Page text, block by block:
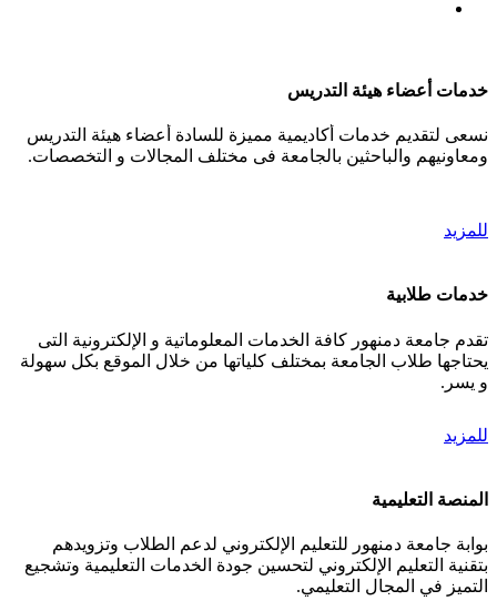
خدمات أعضاء هيئة التدريس
نسعى لتقديم خدمات أكاديمية مميزة للسادة أعضاء هيئة التدريس
ومعاونيهم والباحثين بالجامعة فى مختلف المجالات و التخصصات.
للمزيد
خدمات طلابية
تقدم جامعة دمنهور كافة الخدمات المعلوماتية و الإلكترونية التى
يحتاجها طلاب الجامعة بمختلف كلياتها من خلال الموقع بكل سهولة
و يسر.
للمزيد
المنصة التعليمية
بوابة جامعة دمنهور للتعليم الإلكتروني لدعم الطلاب وتزويدهم
بتقنية التعليم الإلكتروني لتحسين جودة الخدمات التعليمية وتشجيع
التميز في المجال التعليمي.